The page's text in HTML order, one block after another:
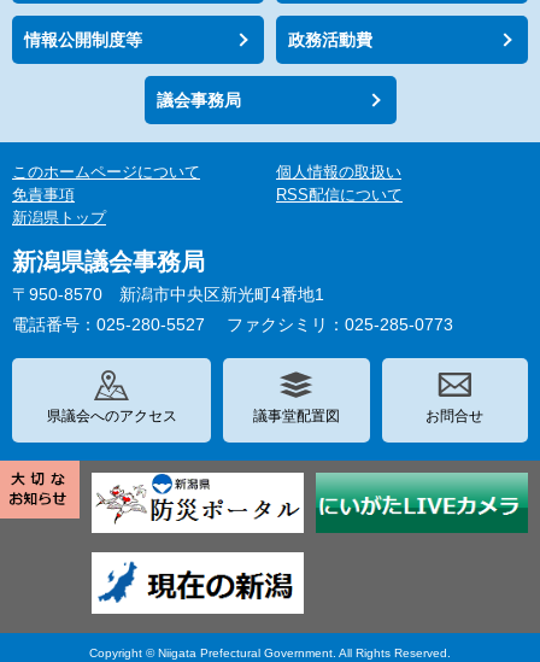
情報公開制度等 政務活動費
議会事務局
このホームページについて
個人情報の取扱い
免責事項
RSS配信について
新潟県トップ
新潟県議会事務局
〒950-8570 新潟市中央区新光町4番地1
電話番号：025-280-5527
ファクシミリ：025-285-0773
県議会へのアクセス 議事堂配置図 お問合せ
Copyright © Niigata Prefectural Government. All Rights Reserved.